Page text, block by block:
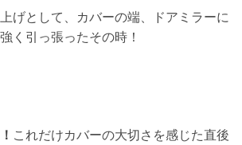
げとして、カバーの端、ドアミラーに
く引っ張ったその時！
これだけカバーの大切さを感じた直後